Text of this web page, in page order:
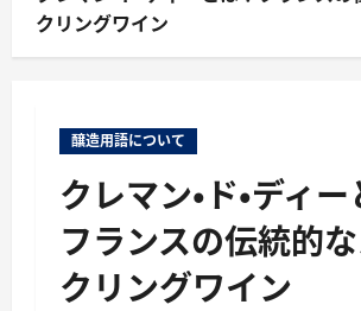
ニ
ュ
ー
クリングワイン
醸造用語について
クレマン・ド・ディ
フランスの伝統的
クリングワイン